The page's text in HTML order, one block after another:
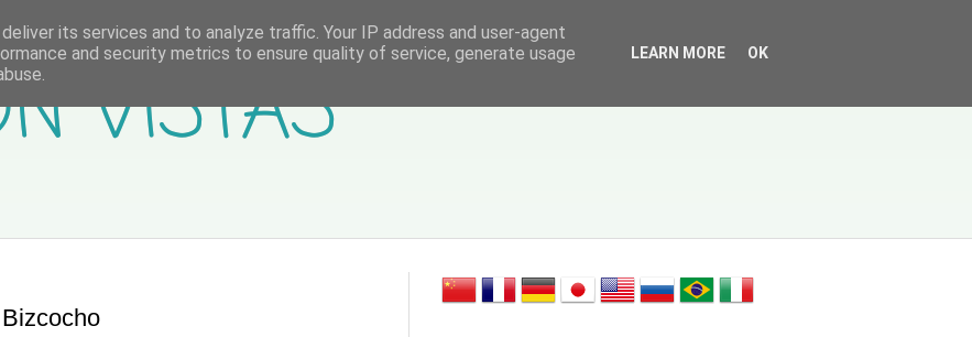
VISTAS
its services and to analyze traffic. Your IP address and user-agent
and security metrics to ensure quality of service, generate usage
LEARN MORE OK